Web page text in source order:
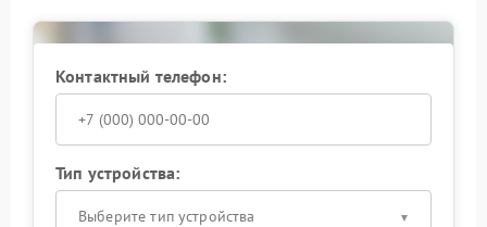
Контактный телефон:
Тип устройства:
Выберите тип устройства